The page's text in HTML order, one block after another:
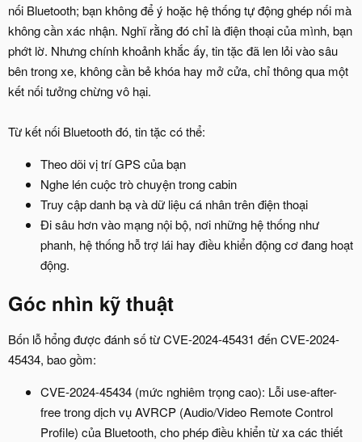
nối Bluetooth; bạn không để ý hoặc hệ thống tự động ghép nối mà
không cần xác nhận. Nghĩ rằng đó chỉ là điện thoại của mình, bạn
phớt lờ. Nhưng chính khoảnh khắc ấy, tin tặc đã len lỏi vào sâu
bên trong xe, không cần bẻ khóa hay mở cửa, chỉ thông qua một
kết nối tưởng chừng vô hại.
Từ kết nối Bluetooth đó, tin tặc có thể:
Theo dõi vị trí GPS của bạn
Nghe lén cuộc trò chuyện trong cabin
Truy cập danh bạ và dữ liệu cá nhân trên điện thoại
Đi sâu hơn vào mạng nội bộ, nơi những hệ thống như
phanh, hệ thống hỗ trợ lái hay điều khiển động cơ đang hoạt
động.
Góc nhìn kỹ thuật​
Bốn lỗ hổng được đánh số từ CVE-2024-45431 đến CVE-2024-
45434, bao gồm:
CVE-2024-45434 (mức nghiêm trọng cao): Lỗi use-after-
free trong dịch vụ AVRCP (Audio/Video Remote Control
Profile) của Bluetooth, cho phép điều khiển từ xa các thiết